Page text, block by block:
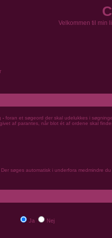
Velkommen til min
- foran et søgeord der skal udelukkes i
af parantes, når blot ét af ordene skal
søges automatisk i underfora medmindre du
Ja Nej